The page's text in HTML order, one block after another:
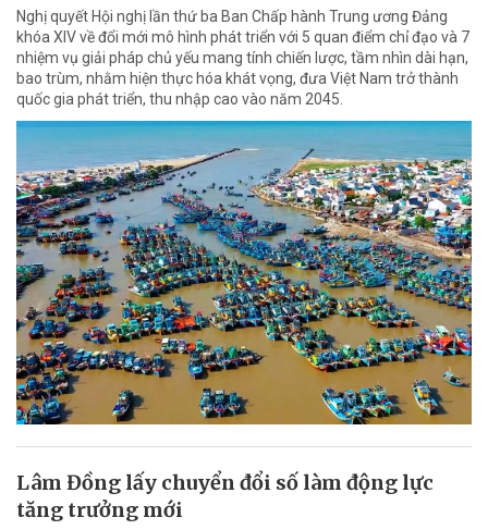
Nghị quyết Hội nghị lần thứ ba Ban Chấp hành Trung ương Đảng
khóa XIV về đổi mới mô hình phát triển với 5 quan điểm chỉ đạo và 7
nhiệm vụ giải pháp chủ yếu mang tính chiến lược, tầm nhìn dài hạn,
bao trùm, nhằm hiện thực hóa khát vọng, đưa Việt Nam trở thành
quốc gia phát triển, thu nhập cao vào năm 2045.
Lâm Đồng lấy chuyển đổi số làm động lực
tăng trưởng mới